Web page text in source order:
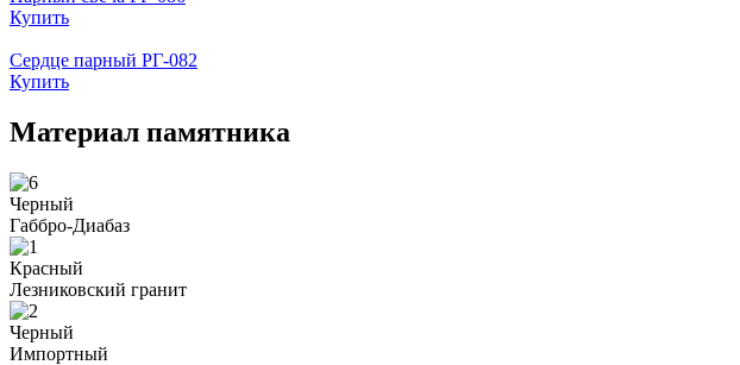
Купить
Сердце парный РГ-082
Купить
Материал памятника
Черный
Габбро-Диабаз
Красный
Лезниковский гранит
Черный
Импортный